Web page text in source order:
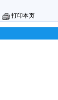
打印本页